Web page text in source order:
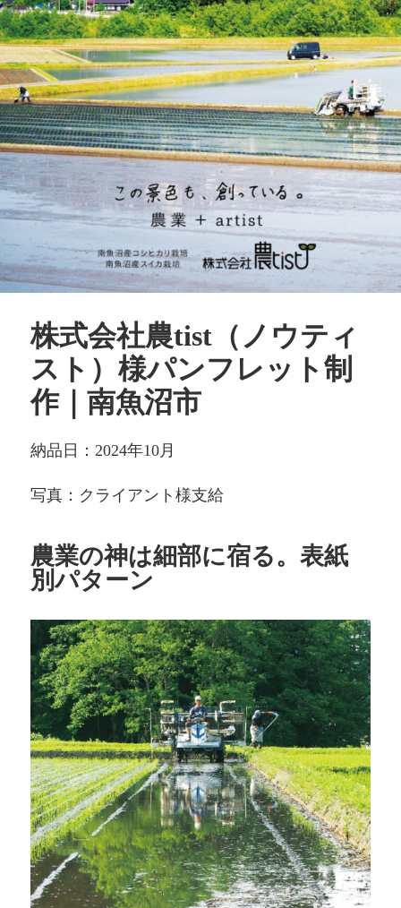
株式会社農tist（ノウティ
スト）様パンフレット制
作｜南魚沼市
納品日：2024年10月
写真：クライアント様支給
農業の神は細部に宿る。表紙
別パターン